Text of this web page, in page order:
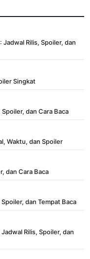
Rilis, Spoiler, dan
Singkat
dan Cara Baca
Waktu, dan Spoiler
dan Cara Baca
dan Tempat Baca
Rilis, Spoiler, dan